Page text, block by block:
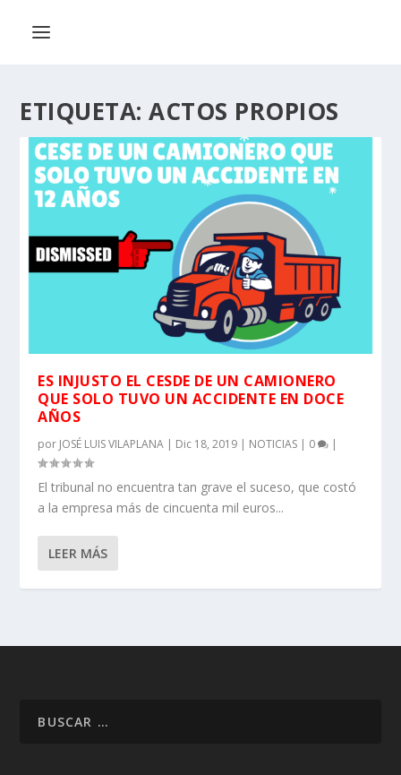
ETIQUETA:ACTOS PROPIOS
ES INJUSTO EL CESDE DE UN CAMIONERO
QUE SOLO TUVO UN ACCIDENTE EN DOCE
AÑOS
por JOSÉ LUIS VILAPLANA | Dic 18, 2019 | NOTICIAS | 0 |
El tribunal no encuentra tan grave el suceso, que costó
a la empresa más de cincuenta mil euros...
LEER MÁS